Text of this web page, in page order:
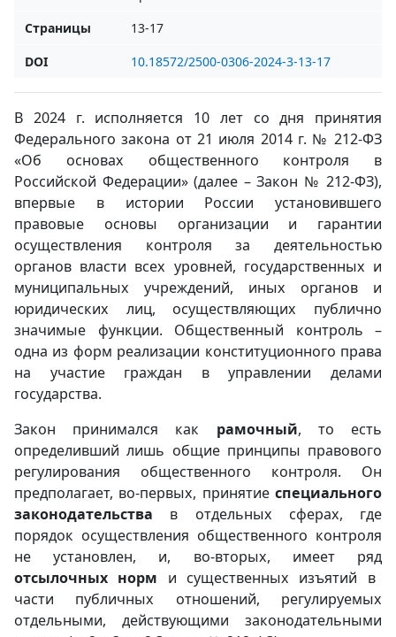
Страницы
13-17
DOI
10.18572/2500-0306-2024-3-13-17
В 2024 г. исполняется 10 лет со дня принятия
Федерального закона от 21 июля 2014 г. № 212-ФЗ
«Об основах общественного контроля в
Российской Федерации» (далее – Закон № 212-ФЗ),
впервые в истории России установившего
правовые основы организации и гарантии
осуществления контроля за деятельностью
органов власти всех уровней, государственных и
муниципальных учреждений, иных органов и
юридических лиц, осуществляющих публично
значимые функции. Общественный контроль –
одна из форм реализации конституционного права
на участие граждан в управлении делами
государства.
Закон принимался как рамочный, то есть
определивший лишь общие принципы правового
регулирования общественного контроля. Он
предполагает, во-первых, принятие специального
законодательства в отдельных сферах, где
порядок осуществления общественного контроля
не установлен, и, во-вторых, имеет ряд
отсылочных норм и существенных изъятий в
части публичных отношений, регулируемых
отдельными, действующими законодательными